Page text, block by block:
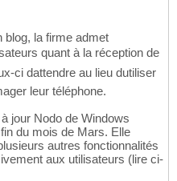
blog, la firme admet
quant à la réception de
ci dattendre au lieu dutiliser
leur téléphone.
jour Nodo de Windows
du mois de Mars. Elle
autres fonctionnalités
aux utilisateurs (lire ci-